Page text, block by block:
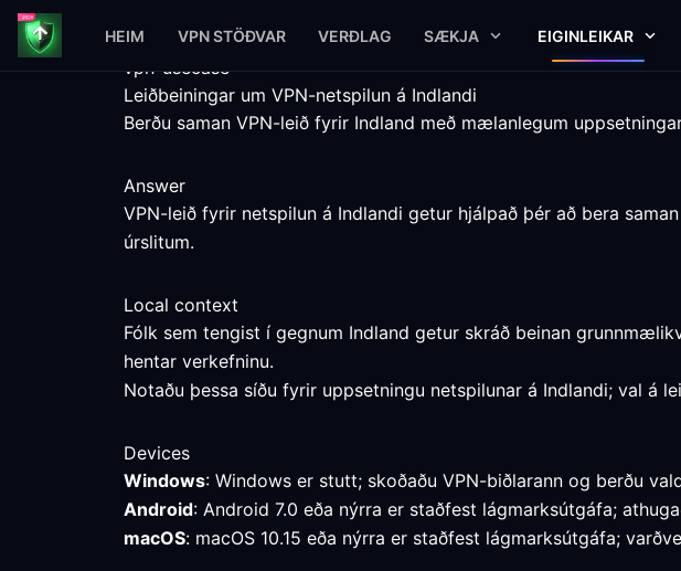
HEIM VPN STÖÐVAR VERÐLAG SÆKJA EIGINLEIKAR
vpn-usecase
Leiðbeiningar um VPN-netspilun á Indlandi
Berðu saman VPN-leið fyrir Indland með mælanlegum
Answer
VPN-leið fyrir netspilun á Indlandi getur hjálpað þér að bera
úrslitum.
Local context
Fólk sem tengist í gegnum Indland getur skráð beinan
hentar verkefninu.
Notaðu þessa síðu fyrir uppsetningu netspilunar á Indlandi; val á
Devices
Windows: Windows er stutt; skoðaðu VPN-biðlarann og berðu
Android: Android 7.0 eða nýrra er staðfest lágmarksútgáfa;
macOS: macOS 10.15 eða nýrra er staðfest lágmarksútgáfa;